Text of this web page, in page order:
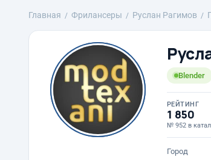
Главная Фрилансеры Руслан Рагимов
Blender
РЕЙТИНГ
1 850
№ 952 в
Город